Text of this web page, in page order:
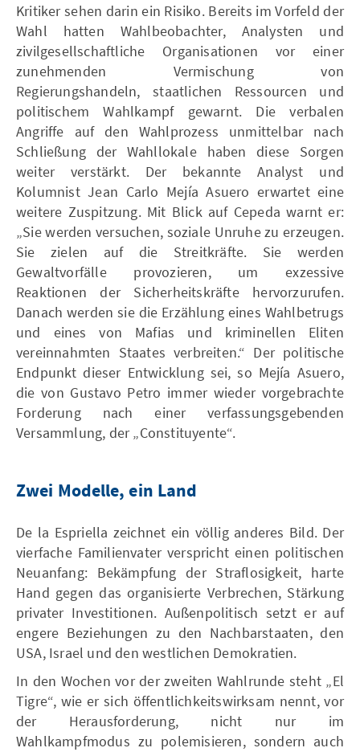
Kritiker sehen darin ein Risiko. Bereits im Vorfeld der
Wahl hatten Wahlbeobachter, Analysten und
zivilgesellschaftliche Organisationen vor einer
zunehmenden Vermischung von
Regierungshandeln, staatlichen Ressourcen und
politischem Wahlkampf gewarnt. Die verbalen
Angriffe auf den Wahlprozess unmittelbar nach
Schließung der Wahllokale haben diese Sorgen
weiter verstärkt. Der bekannte Analyst und
Kolumnist Jean Carlo Mejía Asuero erwartet eine
weitere Zuspitzung. Mit Blick auf Cepeda warnt er:
„Sie werden versuchen, soziale Unruhe zu erzeugen.
Sie zielen auf die Streitkräfte. Sie werden
Gewaltvorfälle provozieren, um exzessive
Reaktionen der Sicherheitskräfte hervorzurufen.
Danach werden sie die Erzählung eines Wahlbetrugs
und eines von Mafias und kriminellen Eliten
vereinnahmten Staates verbreiten.“ Der politische
Endpunkt dieser Entwicklung sei, so Mejía Asuero,
die von Gustavo Petro immer wieder vorgebrachte
Forderung nach einer verfassungsgebenden
Versammlung, der „Constituyente“.
Zwei Modelle, ein Land
De la Espriella zeichnet ein völlig anderes Bild. Der
vierfache Familienvater verspricht einen politischen
Neuanfang: Bekämpfung der Straflosigkeit, harte
Hand gegen das organisierte Verbrechen, Stärkung
privater Investitionen. Außenpolitisch setzt er auf
engere Beziehungen zu den Nachbarstaaten, den
USA, Israel und den westlichen Demokratien.
In den Wochen vor der zweiten Wahlrunde steht „El
Tigre“, wie er sich öffentlichkeitswirksam nennt, vor
der Herausforderung, nicht nur im
Wahlkampfmodus zu polemisieren, sondern auch